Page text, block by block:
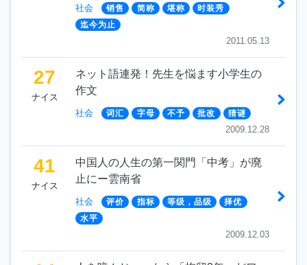
社会 销售 简称 堪称
时装秀
迄今为止
2011.05.13
27
ナイス
ネット語連発！先生を悩ます小学生の
作文
社会 词汇 字母 不予 批改 猜谜
2009.12.28
41
ナイス
中国人の人生の第一関門「中考」が廃
止にー雲南省
社会 评价 指标 等级，品级
择优
水平
2009.12.03